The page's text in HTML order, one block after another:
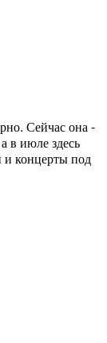
Сейчас она -
в июле здесь
и концерты под